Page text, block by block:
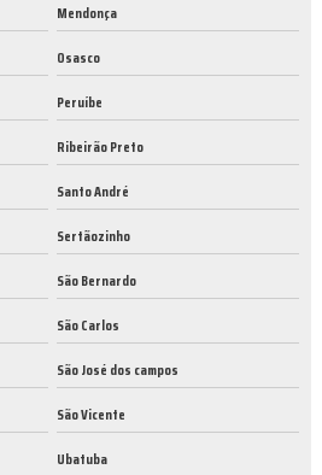
Mendonça
Osasco
Peruíbe
Ribeirão Preto
Santo André
Sertãozinho
São Bernardo
São Carlos
São José dos campos
São Vicente
Ubatuba